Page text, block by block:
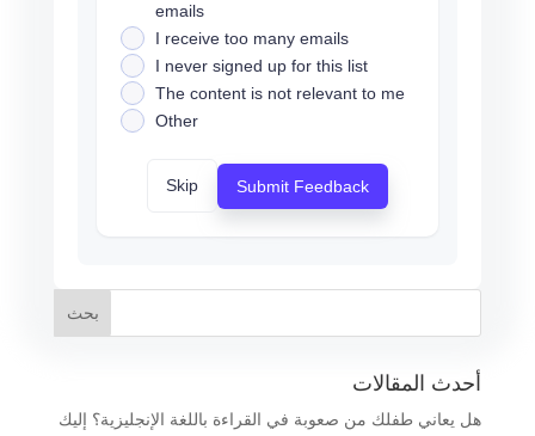
emails
I receive too many emails
I never signed up for this list
The content is not relevant to me
Other
Submit Feedback
Skip
أحدث المقالات
هل يعاني طفلك من صعوبة في القراءة باللغة الإنجليزية؟ إليك